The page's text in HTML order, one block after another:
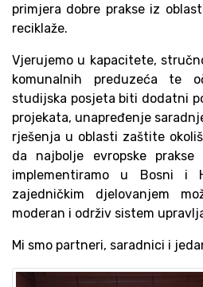
primjera dobre prakse iz
reciklaže.
Vjerujemo u kapacitete,
komunalnih preduzeća te
studijska posjeta biti dodatni
projekata, unapređenje
rješenja u oblasti zaštite
da najbolje evropske prakse
implementiramo u Bosni i
zajedničkim djelovanjem
moderan i održiv sistem
Mi smo partneri, saradnici i